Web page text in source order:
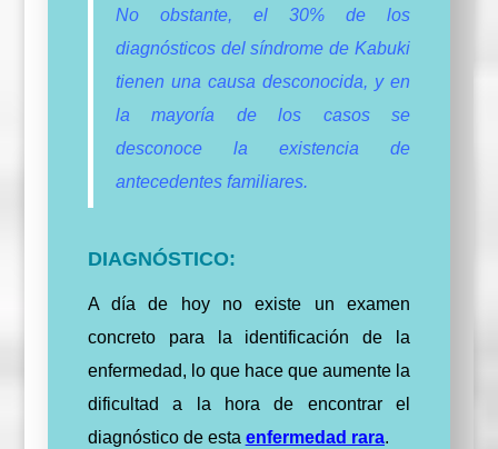
No obstante, el 30% de los
diagnósticos del síndrome de Kabuki
tienen una causa desconocida, y en
la mayoría de los casos se
desconoce la existencia de
antecedentes familiares.
DIAGNÓSTICO:
A día de hoy no existe un examen
concreto para la identificación de la
enfermedad, lo que hace que aumente la
dificultad a la hora de encontrar el
diagnósticode esta enfermedad rara.